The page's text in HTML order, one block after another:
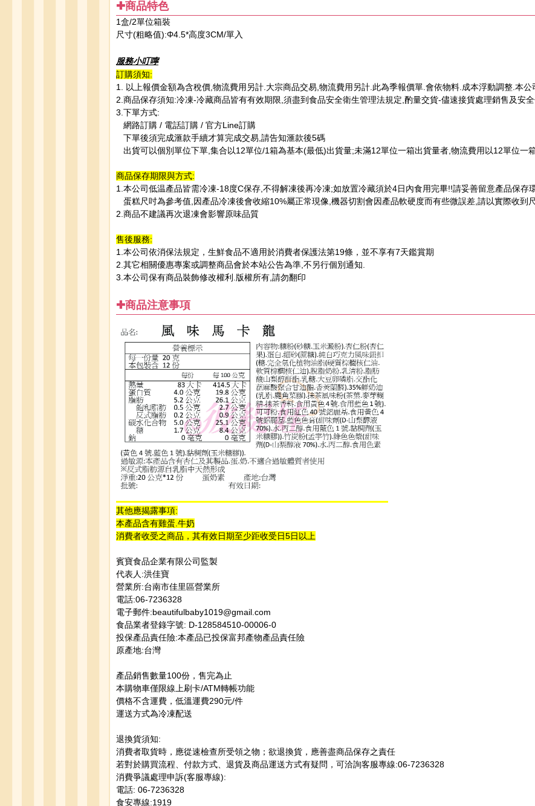
✚商品特色
1盒/2單位箱裝
尺寸(粗略值):Φ4.5*高度3CM/單入
服務小叮嚀
訂購須知:
1. 以上報價金額為含稅價,物流費用另計.大宗商品交易,物流費用另計.此為季報價單.會依物料.成本浮動調整.本公
2.商品保存須知:冷凍-冷藏商品皆有有效期限,須盡到食品安全衛生管理法規定,酌量交貨-儘速接貨處理銷售及安
3.下單方式:
網路訂購 / 電話訂購 / 官方Line訂購
下單後須完成滙款手續才算完成交易,請告知滙款後5碼
出貨可以個別單位下單,集合以12單位/1箱為基本(最低)出貨量;未滿12單位一箱出貨量者,物流費用以12單位一
商品保存期限與方式:
1.本公司低温產品皆需冷凍-18度C保存,不得解凍後再冷凍;如放置冷藏須於4日內食用完畢!!請妥善留意產品保存
蛋糕尺吋為參考值,因產品冷凍後會收縮10%屬正常現像,機器切割會因產品軟硬度而有些微誤差,請以實際收到
2.商品不建議再次退凍會影響原味品質
售後服務:
1.本公司依消保法規定，生鮮食品不適用於消費者保護法第19條，並不享有7天鑑賞期
2.其它相關優惠專案或調整商品會於本站公告為準,不另行個別通知.
3.本公司保有商品裝飾修改權利.版權所有,請勿翻印
✚商品注意事項
其他應揭露事項:
本產品含有雞蛋.牛奶
消費者收受之商品，其有效日期至少距收受日5日以上
賓寶食品企業有限公司監製
代表人:洪佳寶
營業所:台南市佳里區營業所
電話:06-7236328
電子郵件:beautifulbaby1019@gmail.com
食品業者登錄字號: D-128584510-00006-0
投保產品責任險:本產品已投保富邦產物產品責任險
原產地:台灣
產品銷售數量100份，售完為止
本購物車僅限線上刷卡/ATM轉帳功能
價格不含運費，低溫運費290元/件
運送方式為冷凍配送
退換貨須知:
消費者取貨時，應從速檢查所受領之物；欲退換貨，應善盡商品保存之責任
若對於購買流程、付款方式、退貨及商品運送方式有疑問，可洽詢客服專線:06-7236328
消費爭議處理申訴(客服專線):
電話: 06-7236328
食安專線:1919